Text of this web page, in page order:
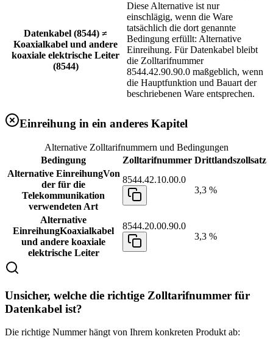
Datenkabel (8544) ≠
Koaxialkabel und andere
koaxiale elektrische Leiter
(8544)
Diese Alternative ist nur
einschlägig, wenn die Ware
tatsächlich die dort genannte
Bedingung erfüllt: Alternative
Einreihung. Für Datenkabel bleibt
die Zolltarifnummer
8544.42.90.90.0 maßgeblich, wenn
die Hauptfunktion und Bauart der
beschriebenen Ware entsprechen.
Einreihung in ein anderes Kapitel
Alternative Zolltarifnummern und Bedingungen
Bedingung
Zolltarifnummer Drittlandszollsatz
Alternative EinreihungVon
der für die
Telekommunikation
verwendeten Art
8544.42.10.00.0
3,3 %
Alternative
EinreihungKoaxialkabel
und andere koaxiale
elektrische Leiter
8544.20.00.90.0
3,3 %
Unsicher, welche die richtige Zolltarifnummer für
Datenkabel ist?
Die richtige Nummer hängt von Ihrem konkreten Produkt ab: